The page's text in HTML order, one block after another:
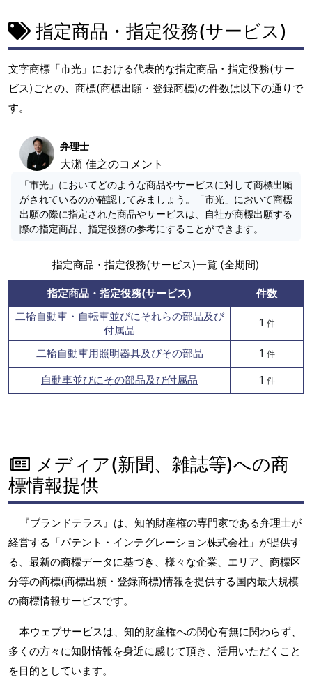
指定商品・指定役務(サービス)
文字商標「市光」における代表的な指定商品・指定役務(サー
ビス)ごとの、商標(商標出願・登録商標)の件数は以下の通りで
す。
弁理士
大瀬 佳之のコメント
「市光」においてどのような商品やサービスに対して商標出願
がされているのか確認してみましょう。「市光」において商標
出願の際に指定された商品やサービスは、自社が商標出願する
際の指定商品、指定役務の参考にすることができます。
指定商品・指定役務(サービス)一覧 (全期間)
指定商品・指定役務(サービス)
件数
二輪自動車・自転車並びにそれらの部品及び
付属品
1 件
二輪自動車用照明器具及びその部品 1 件
自動車並びにその部品及び付属品 1 件
メディア(新聞、雑誌等)への商
標情報提供
『ブランドテラス』は、知的財産権の専門家である弁理士が
経営する「パテント・インテグレーション株式会社」が提供す
る、最新の商標データに基づき、様々な企業、エリア、商標区
分等の商標(商標出願・登録商標)情報を提供する国内最大規模
の商標情報サービスです。
本ウェブサービスは、知的財産権への関心有無に関わらず、
多くの方々に知財情報を身近に感じて頂き、活用いただくこと
を目的としています。